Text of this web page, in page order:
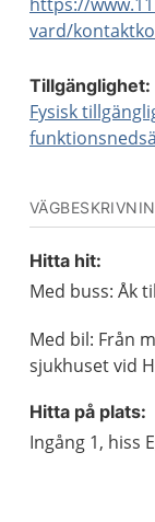
vard/
Tillgänglighet:
Fysisk
Hitta hit:
Med buss: Åk
Med bil: Från
sjukhuset vid
Hitta på plats:
Ingång 1, hiss